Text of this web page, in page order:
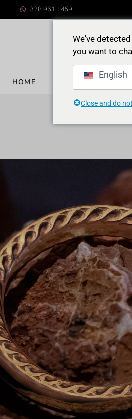
328 961 1459
HOME CRONOREA
We've
you want to
English
Close and do